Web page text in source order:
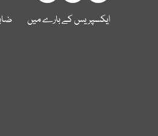
ایکسپریس کے بارے میں